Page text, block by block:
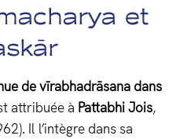
et
de vīrabhadrāsana dans
attribuée à Pattabhi Jois,
Il l’intègre dans sa